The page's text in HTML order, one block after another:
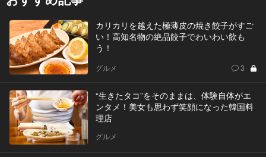
カリカリを越えた極薄皮の焼き餃子がすご
い！高知名物の絶品餃子でわいわい飲も
う！
グルメ 3
“生きたタコ”をそのままは、体験自体がエ
ンタメ！美女も思わず笑顔になった韓国料
理店
グルメ